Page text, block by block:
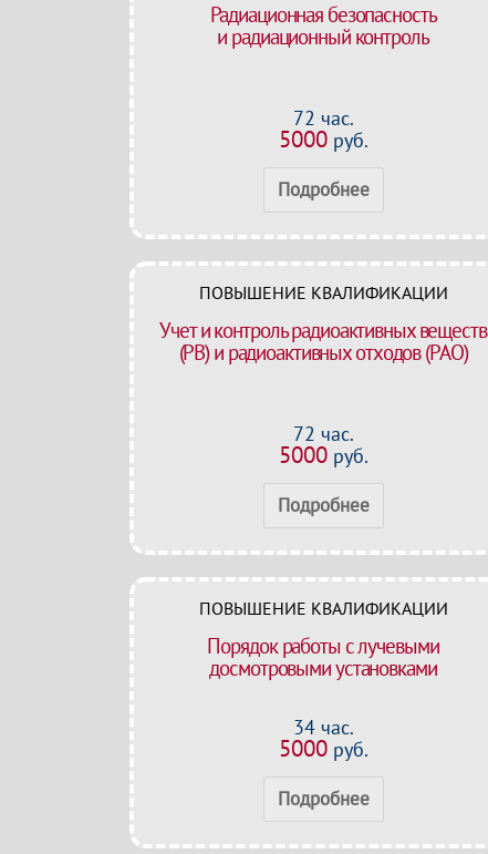
Радиационная безопасность
и радиационный контроль
72 час.
5000руб.
Подробнее
ПОВЫШЕНИЕ КВАЛИФИКАЦИИ
Учет и контроль радиоактивных веществ
(РВ) и радиоактивных отходов (РАО)
72 час.
5000руб.
Подробнее
ПОВЫШЕНИЕ КВАЛИФИКАЦИИ
Порядок работы с лучевыми
досмотровыми установками
34 час.
5000руб.
Подробнее